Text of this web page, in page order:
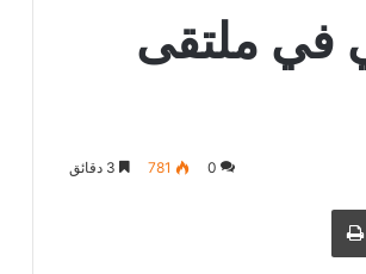
في ملتقى
0
781
طباعة